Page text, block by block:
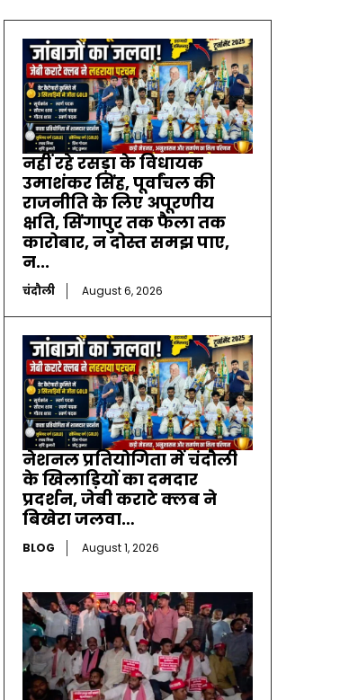
नहीं रहे रसड़ा के विधायक
उमाशंकर सिंह, पूर्वांचल की
राजनीति के लिए अपूरणीय
क्षति, सिंगापुर तक फैला तक
कारोबार, न दोस्त समझ पाए,
न...
चंदौली August 6, 2026
नेशनल प्रतियोगिता में चंदौली
के खिलाड़ियों का दमदार
प्रदर्शन, जेबी कराटे क्लब ने
बिखेरा जलवा…
BLOG August 1, 2026